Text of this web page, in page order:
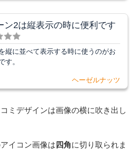
ン2は縦表示の時に便利です
縦に並べて表示する時に使うのがお
す。
ヘーゼルナッツ
ミデザインは画像の横に吹き出し
イコン画像は 四角に切り取られま